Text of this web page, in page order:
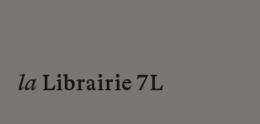
la Librairie 7L